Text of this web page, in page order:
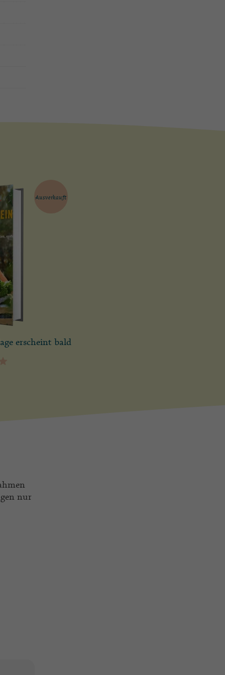
Ausverkauft
erscheint bald
nur